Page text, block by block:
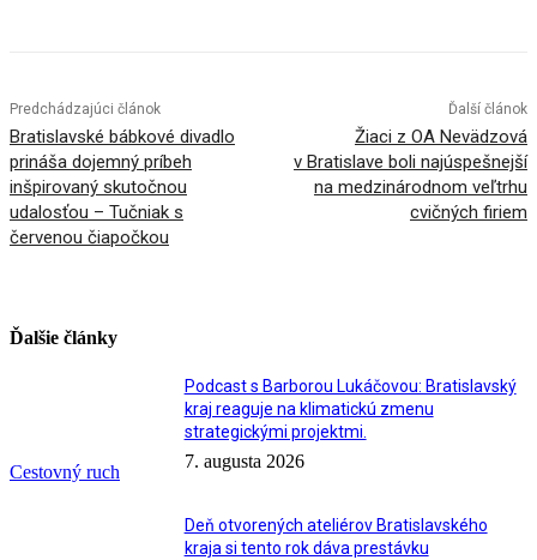
Predchádzajúci článok
Bratislavské bábkové divadlo
prináša dojemný príbeh
inšpirovaný skutočnou
udalosťou – Tučniak s
červenou čiapočkou
Ďalší článok
Žiaci z OA Nevädzová
v Bratislave boli najúspešnejší
na medzinárodnom veľtrhu
cvičných firiem
Ďalšie články
Cestovný ruch
Podcast s Barborou Lukáčovou: Bratislavský
kraj reaguje na klimatickú zmenu
strategickými projektmi.
7. augusta 2026
Deň otvorených ateliérov Bratislavského
kraja si tento rok dáva prestávku